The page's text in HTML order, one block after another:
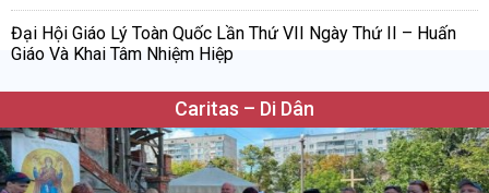
Đại Hội Giáo Lý Toàn Quốc Lần Thứ VII Ngày Thứ II – Huấn
Giáo Và Khai Tâm Nhiệm Hiệp
Caritas – Di Dân